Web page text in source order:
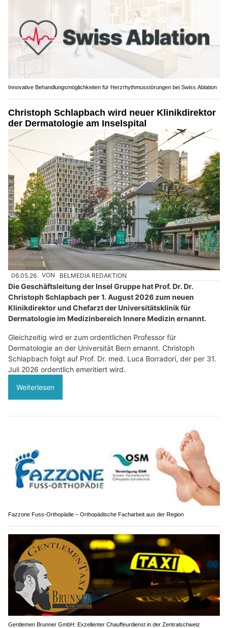
Innovative Behandlungsmöglichkeiten für Herzrhythmusstörungen bei Swiss Ablation
Christoph Schlapbach wird neuer Klinikdirektor
der Dermatologie am Inselspital
06.05.26 VON BELMEDIA REDAKTION
Die Geschäftsleitung der Insel Gruppe hat Prof. Dr. Dr.
Christoph Schlapbach per 1. August 2026 zum neuen
Klinikdirektor und Chefarzt der Universitätsklinik für
Dermatologie im Medizinbereich Innere Medizin ernannt.
Gleichzeitig wird er zum ordentlichen Professor für
Dermatologie an der Universität Bern ernannt. Christoph
Schlapbach folgt auf Prof. Dr. med. Luca Borradori, der per 31.
Juli 2026 ordentlich emeritiert wird.
Weiterlesen
Fazzone Fuss-Orthopädie – Orthopädische Facharbeit aus der Region
Gentlemen Brunner GmbH: Exzellenter Chauffeurdienst in der Zentralschweiz